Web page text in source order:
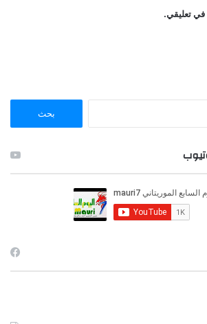
في تعليقي.
ن
: